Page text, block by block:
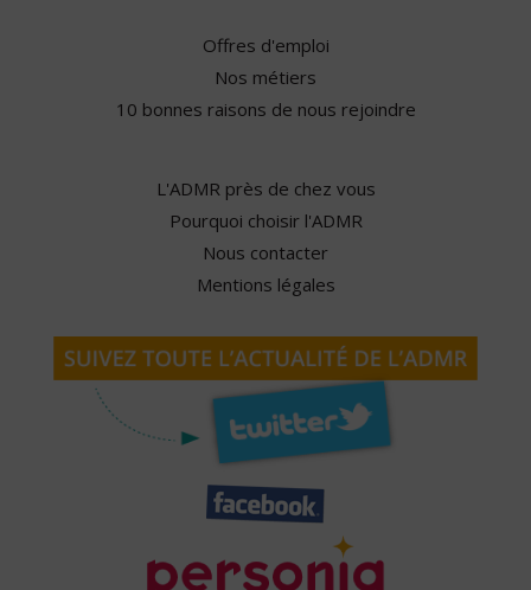
Offres d'emploi
Nos métiers
10 bonnes raisons de nous rejoindre
L'ADMR près de chez vous
Pourquoi choisir l'ADMR
Nous contacter
Mentions légales